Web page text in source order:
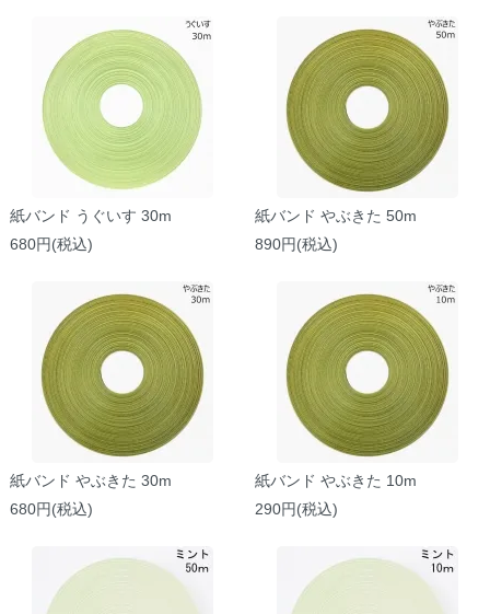
紙バンド うぐいす 30m
680円(税込)
紙バンド やぶきた 50m
890円(税込)
紙バンド やぶきた 30m
680円(税込)
紙バンド やぶきた 10m
290円(税込)